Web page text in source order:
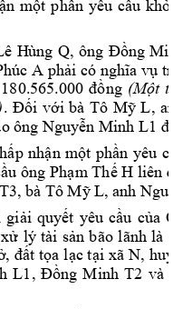
một phần yêu cầu khởi
Hùng Q, ông Đồng
A phải có nghĩa vụ
180.565.000 đồng (M
. Đối với bà Tô Mỹ L,
ông Nguyễn Minh L1 để
ấp nhận một phần yêu c
ầu ông Phạm Thế H liên đớ
, bà Tô Mỹ L, anh Nguy
giải quyết yêu cầu của
xử lý tài sản bão lãnh là
đất tọa lạc tại xã N, huy
L1, Đồng Minh T2 và